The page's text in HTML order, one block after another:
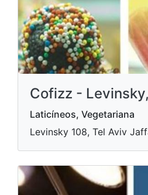
Cofizz -
Laticíneos, Vegetariana
Levinsky 108, Tel Aviv